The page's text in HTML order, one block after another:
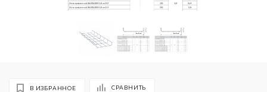
В ИЗБРАННОЕ СРАВНИТЬ